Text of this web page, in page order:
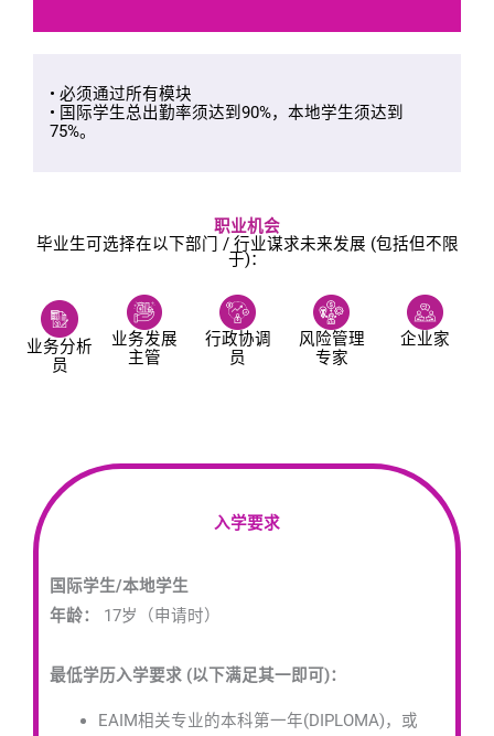
• 必须通过所有模块
• 国际学生总出勤率须达到90%，本地学生须达到
75%。
职业机会
毕业生可选择在以下部门 / 行业谋求未来发展 (包括但不限
于)：
业务分析
员
业务发展
主管
行政协调
员
风险管理
专家
企业家
入学要求
国际学生/本地学生
年龄：
17岁（申请时）
最低学历入学要求 (以下满足其一即可)：
EAIM相关专业的本科第一年(DIPLOMA)，或